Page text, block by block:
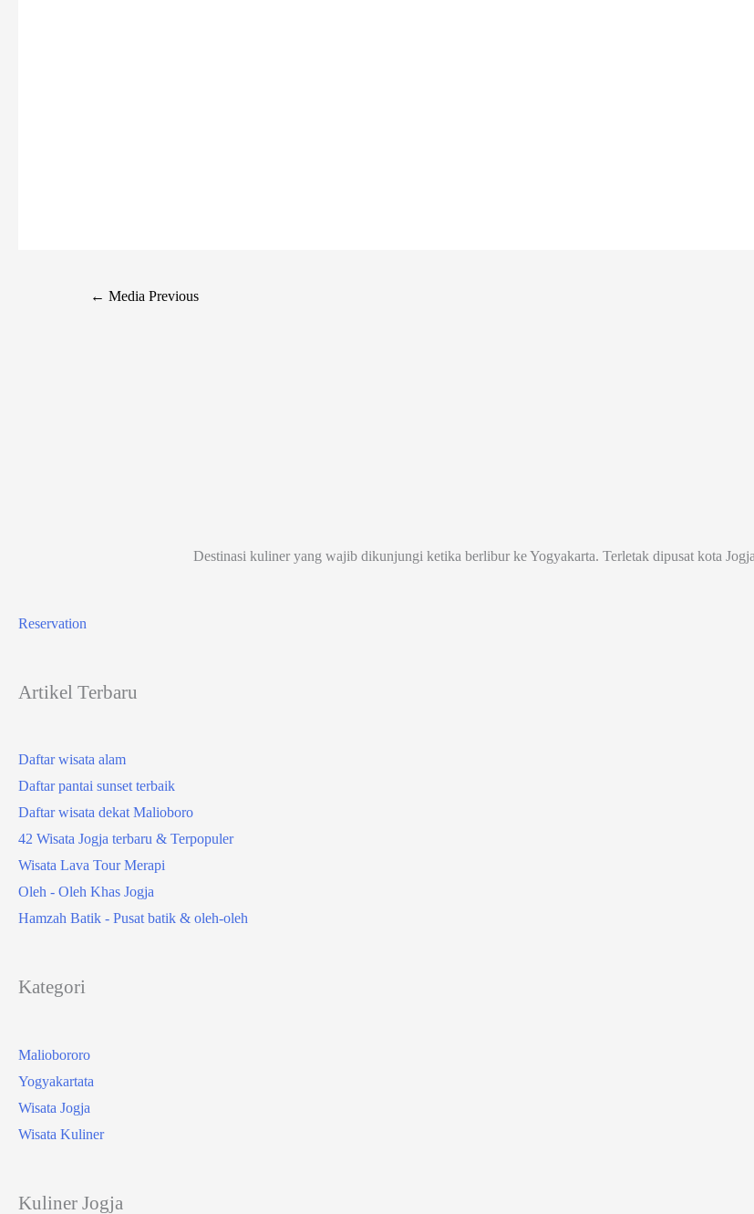
← Media Previous
Destinasi kuliner yang wajib dikunjungi ketika berlibur ke Yogyakarta. Terletak dipusat kota
Reservation
Artikel Terbaru
Daftar wisata alam
Daftar pantai sunset terbaik
Daftar wisata dekat Malioboro
42 Wisata Jogja terbaru & Terpopuler
Wisata Lava Tour Merapi
Oleh - Oleh Khas Jogja
Hamzah Batik - Pusat batik & oleh-oleh
Kategori
Maliobororo
Yogyakartata
Wisata Jogja
Wisata Kuliner
Kuliner Jogja